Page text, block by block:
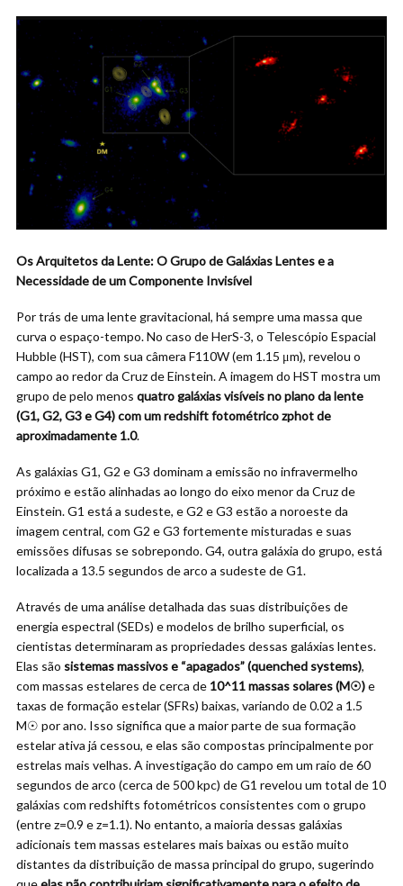
Os Arquitetos da Lente: O Grupo de Galáxias Lentes e a
Necessidade de um Componente Invisível
Por trás de uma lente gravitacional, há sempre uma massa que
curva o espaço-tempo. No caso de HerS-3, o Telescópio Espacial
Hubble (HST), com sua câmera F110W (em 1.15 μm), revelou o
campo ao redor da Cruz de Einstein. A imagem do HST mostra um
grupo de pelo menos quatro galáxias visíveis no plano da lente
(G1, G2, G3 e G4) com um redshift fotométrico zphot de
aproximadamente 1.0.
As galáxias G1, G2 e G3 dominam a emissão no infravermelho
próximo e estão alinhadas ao longo do eixo menor da Cruz de
Einstein. G1 está a sudeste, e G2 e G3 estão a noroeste da
imagem central, com G2 e G3 fortemente misturadas e suas
emissões difusas se sobrepondo. G4, outra galáxia do grupo, está
localizada a 13.5 segundos de arco a sudeste de G1.
Através de uma análise detalhada das suas distribuições de
energia espectral (SEDs) e modelos de brilho superficial, os
cientistas determinaram as propriedades dessas galáxias lentes.
Elas são sistemas massivos e “apagados” (quenched systems),
com massas estelares de cerca de 10^11 massas solares (M☉)e
taxas de formação estelar (SFRs) baixas, variando de 0.02 a 1.5
M☉ por ano. Isso significa que a maior parte de sua formação
estelar ativa já cessou, e elas são compostas principalmente por
estrelas mais velhas. A investigação do campo em um raio de 60
segundos de arco (cerca de 500 kpc) de G1 revelou um total de 10
galáxias com redshifts fotométricos consistentes com o grupo
(entre z=0.9 e z=1.1). No entanto, a maioria dessas galáxias
adicionais tem massas estelares mais baixas ou estão muito
distantes da distribuição de massa principal do grupo, sugerindo